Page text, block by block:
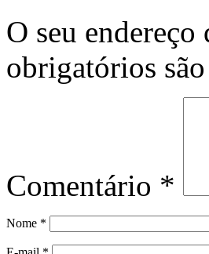
O seu
obrigatórios
Comentário *
Nome *